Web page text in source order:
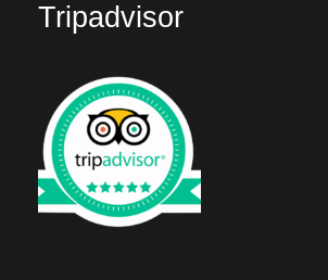
Tripadvisor